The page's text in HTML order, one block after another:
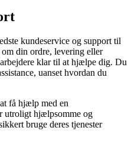
kundeservice og support til
din ordre, levering eller
klar til at hjælpe dig. Du
uanset hvordan du
få hjælp med en
utroligt hjælpsomme og
bruge deres tjenester